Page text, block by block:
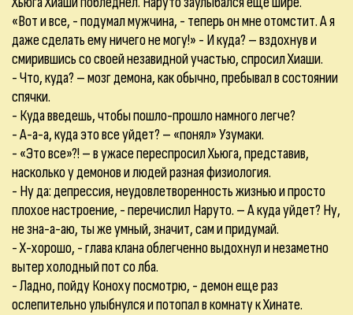
«Вот и все, - подумал мужчина, - теперь он мне отомстит. А я
даже сделать ему ничего не могу!» - И куда? – вздохнув и
смирившись со своей незавидной участью, спросил Хиаши.
- Что, куда? – мозг демона, как обычно, пребывал в состоянии
спячки.
- Куда введешь, чтобы пошло-прошло намного легче?
- А-а-а, куда это все уйдет? – «понял» Узумаки.
- «Это все»?! – в ужасе переспросил Хьюга, представив,
насколько у демонов и людей разная физиология.
- Ну да: депрессия, неудовлетворенность жизнью и просто
плохое настроение, - перечислил Наруто. – А куда уйдет? Ну,
не зна-а-аю, ты же умный, значит, сам и придумай.
- Х-хорошо, - глава клана облегченно выдохнул и незаметно
вытер холодный пот со лба.
- Ладно, пойду Коноху посмотрю, - демон еще раз
ослепительно улыбнулся и потопал в комнату к Хинате.